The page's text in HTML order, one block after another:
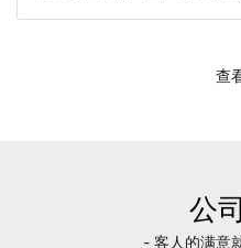
查
公
- 客人的满意